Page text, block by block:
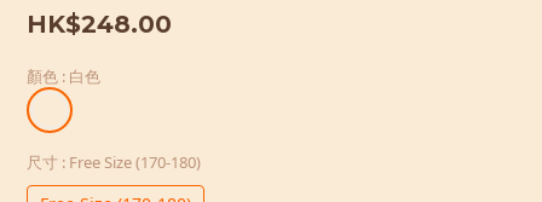
HK$248.00
顏色 : 白色
尺寸 : Free Size (170-180)